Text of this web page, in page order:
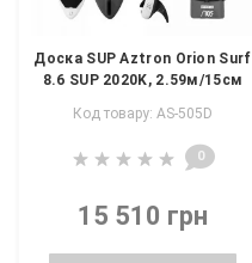
Доска SUP Aztron Orion Surf
8.6 SUP 2020K, 2.59м/15см
Код товару: AS-505D
0
15 510 грн